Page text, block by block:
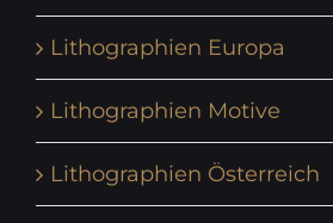
Lithographien Europa
Lithographien Motive
Lithographien Österreich